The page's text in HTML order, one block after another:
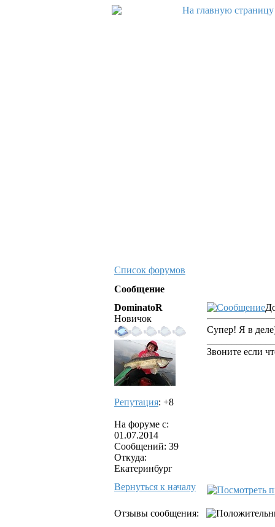
Список форумов
Сообщение
DominatoR
Новичок
Репутация: +8
На форуме с:
01.07.2014
Сообщений: 39
Откуда:
Екатеринбург
Супер! Я в
Звоните если
Вернуться к началу
Отзывы сообщения: